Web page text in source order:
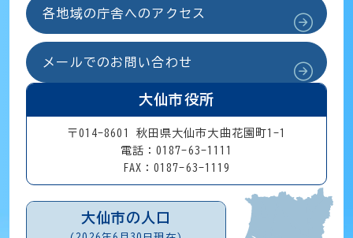
各地域の庁舎へのアクセス
メールでのお問い合わせ
大仙市役所
〒014-8601 秋田県大仙市大曲花園町1-1
電話：0187-63-1111
FAX：0187-63-1119
大仙市の人口